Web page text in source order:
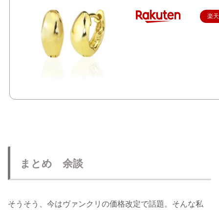
楽
まとめ 余談
そうそう、今はヴァンクリの価格改定で話題。そんな私